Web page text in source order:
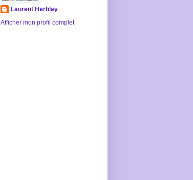
Laurent Herblay
Afficher mon profil complet